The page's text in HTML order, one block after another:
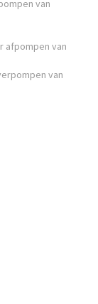
van
afpompen van
van